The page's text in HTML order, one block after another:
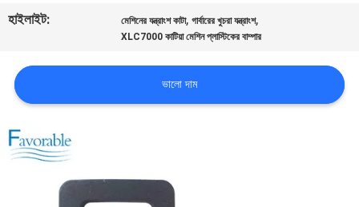
জন্য
আবেদন
সাইট
হাইলাইট:
মেশিনের যন্ত্রাংশ কাটা,গার্বারের খুচরা যন্ত্রাংশ,
XLC7000 কাটিয়া মেশিন প্লাস্টিকের বাম্পার
ভালো দাম